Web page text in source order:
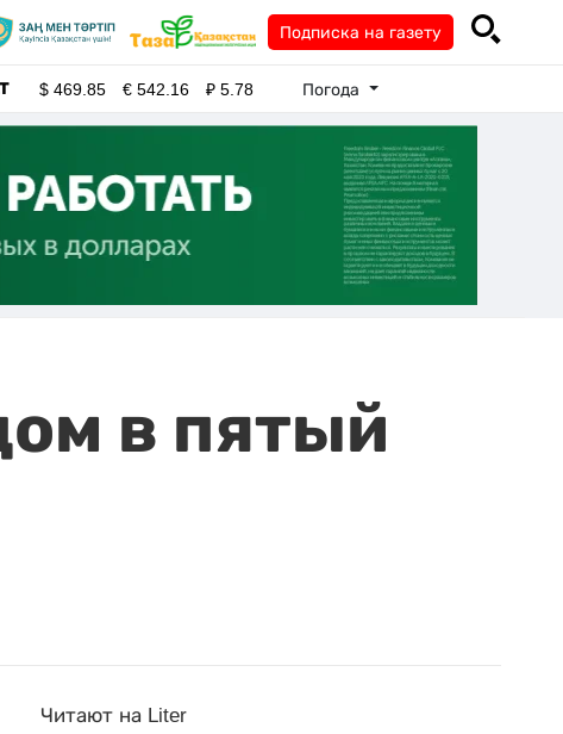
Подписка на газету
$469.85 €542.16 ₽5.78 Погода
в пятый
Читают на Liter